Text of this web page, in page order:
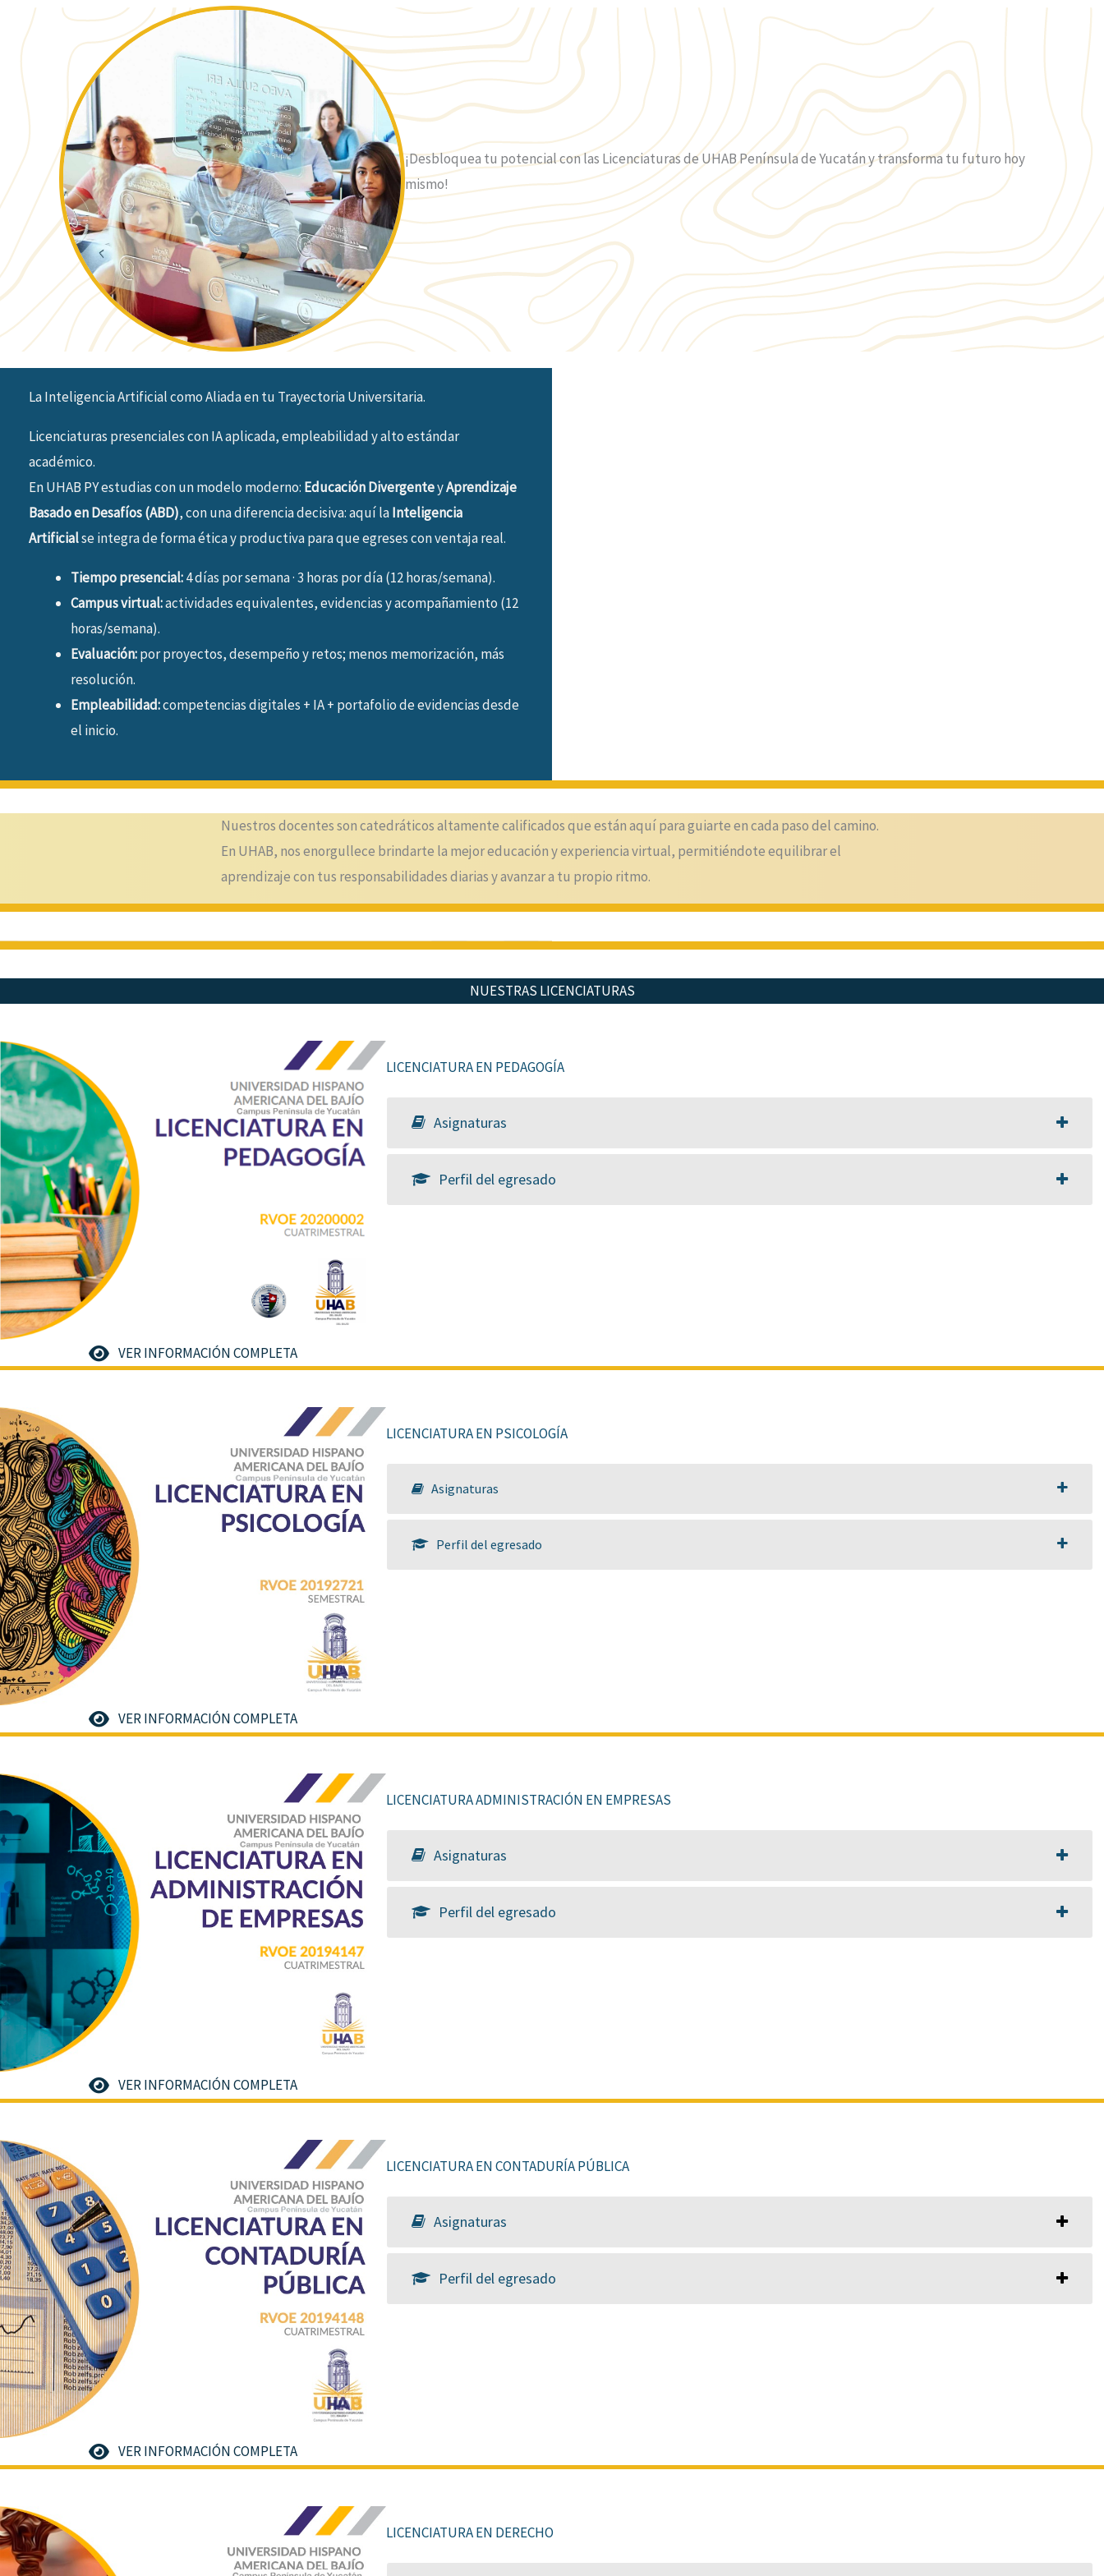
¡Desbloquea tu potencial con las Licenciaturas de UHAB Península de Yucatán y transforma tu futuro hoy
mismo!
La Inteligencia Artificial como Aliada en tu Trayectoria Universitaria.
Licenciaturas presenciales con IA aplicada, empleabilidad y alto estándar
académico.
En UHAB PY estudias con un modelo moderno: Educación DivergenteyAprendizaje
Basado en Desafíos (ABD), con una diferencia decisiva: aquí laInteligencia
Artificialse integra de forma ética y productiva para que egreses con ventaja real.
Tiempo presencial:4 días por semana · 3 horas por día (12 horas/semana).
Campus virtual:actividades equivalentes, evidencias y acompañamiento (12
horas/semana).
Evaluación:por proyectos, desempeño y retos; menos memorización, más
resolución.
Empleabilidad:competencias digitales + IA + portafolio de evidencias desde
el inicio.
Nuestros docentes son catedráticos altamente calificados que están aquí para guiarte en cada paso del camino.
En UHAB, nos enorgullece brindarte la mejor educación y experiencia virtual, permitiéndote equilibrar el
aprendizaje con tus responsabilidades diarias y avanzar a tu propio ritmo.
NUESTRAS LICENCIATURAS
VER INFORMACIÓN COMPLETA
LICENCIATURA EN PEDAGOGÍA
Asignaturas
Perfil del egresado
VER INFORMACIÓN COMPLETA
LICENCIATURA EN PSICOLOGÍA
Asignaturas
Perfil del egresado
VER INFORMACIÓN COMPLETA
LICENCIATURA ADMINISTRACIÓN EN EMPRESAS
Asignaturas
Perfil del egresado
VER INFORMACIÓN COMPLETA
LICENCIATURA EN CONTADURÍA PÚBLICA
Asignaturas
Perfil del egresado
LICENCIATURA EN DERECHO